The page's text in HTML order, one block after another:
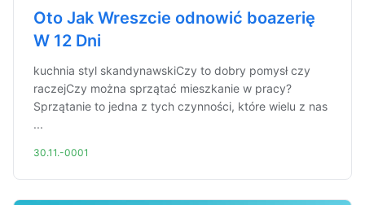
Oto Jak Wreszcie odnowić boazerię
W 12 Dni
kuchnia styl skandynawskiCzy to dobry pomysł czy
raczejCzy można sprzątać mieszkanie w pracy?
Sprzątanie to jedna z tych czynności, które wielu z nas
...
30.11.-0001